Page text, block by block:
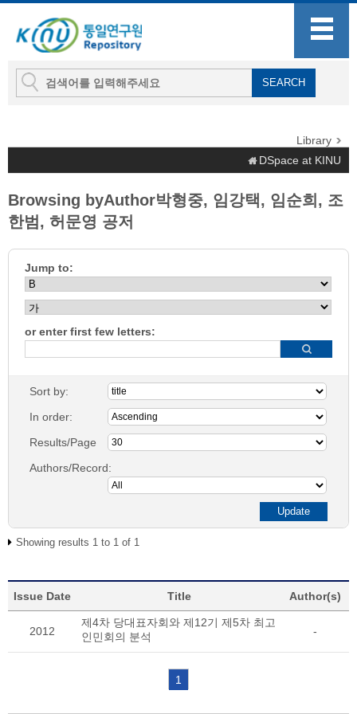
Library
DSpace at KINU
Browsing byAuthor박형중, 임강택, 임순희, 조
한범, 허문영 공저
Jump to:
or enter first few letters:
Sort by:
In order:
Results/Page
Authors/Record:
Showing results 1 to 1 of 1
Issue Date Title Author(s)
2012
제4차 당대표자회와 제12기 제5차 최고
인민회의 분석
-
1